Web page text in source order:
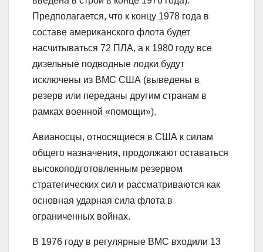
Предполагается, что к концу 1978 года в
составе американского флота будет
насчитываться 72 ПЛА, а к 1980 году все
дизельные подводные лодки будут
исключены из ВМС США (выведены в
резерв или переданы другим странам в
рамках военной «помощи»).
Авианосцы, относящиеся в США к силам
общего назначения, продолжают оставаться
высокоподготовленным резервом
стратегических сил и рассматриваются как
основная ударная сила флота в
ограниченных войнах.
В 1976 году в регулярные ВМС входили 13